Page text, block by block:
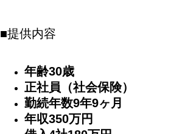
■提供内容
年齢30歳
正社員（社会保険）
勤続年数9年9ヶ月
年収350万円